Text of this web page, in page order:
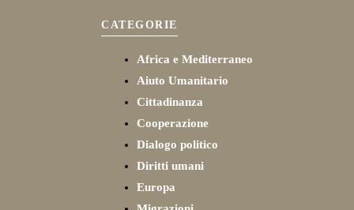
CATEGORIE
Africa e Mediterraneo
Aiuto Umanitario
Cittadinanza
Cooperazione
Dialogo politico
Diritti umani
Europa